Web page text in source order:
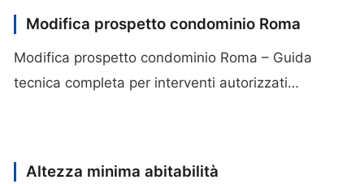
Modifica prospetto condominio Roma
Modifica prospetto condominio Roma – Guida
tecnica completa per interventi autorizzati…
Altezza minima abitabilità